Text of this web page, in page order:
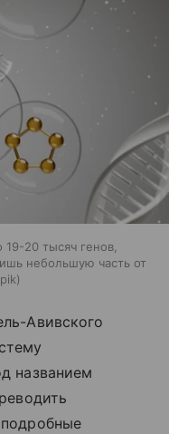
20 тысяч генов,
небольшую часть от
Авивского
названием
подробные